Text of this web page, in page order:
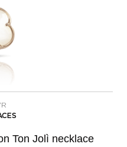
Ton Jolì necklace